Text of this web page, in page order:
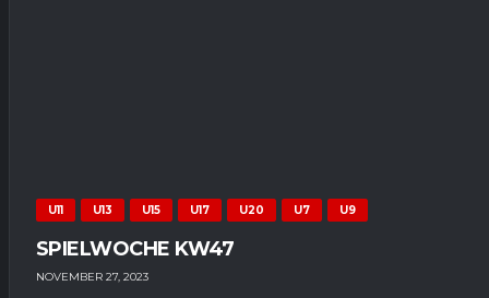
U11 U13 U15 U17 U20 U7 U9
SPIELWOCHE KW47
NOVEMBER 27, 2023